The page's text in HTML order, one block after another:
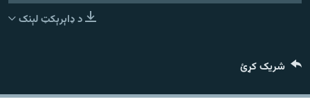
د ډاېرېکټ لېنک
شریک کړئ